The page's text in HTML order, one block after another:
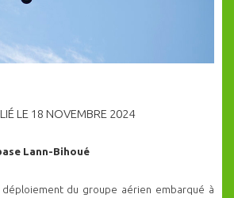
LE 18 NOVEMBRE 2024
Lann-Bihoué
du groupe aérien embarqué à